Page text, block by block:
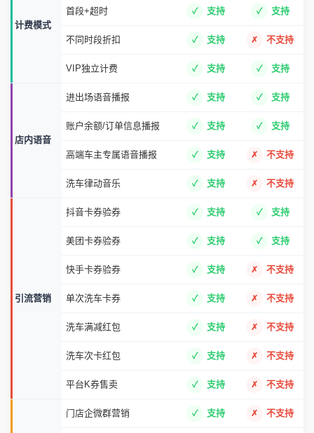
计费模式
首段+超时 支持 支持
不同时段折扣 支持 不支持
VIP独立计费 支持 支持
店内语音
进出场语音播报 支持 支持
账户余额/订单信息播报 支持 支持
高端车主专属语音播报 支持 不支持
洗车律动音乐 支持 不支持
引流营销
抖音卡券验券 支持 支持
美团卡券验券 支持 支持
快手卡券验券 支持 不支持
单次洗车卡券 支持 不支持
洗车满减红包 支持 不支持
洗车次卡红包 支持 不支持
平台K券售卖 支持 不支持
门店企微群营销 支持 不支持